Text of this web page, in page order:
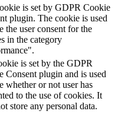
is set by GDPR Cookie
plugin. The cookie is used
the user consent for the
in the category
is set by the GDPR
Consent plugin and is used
whether or not user has
to the use of cookies. It
store any personal data.